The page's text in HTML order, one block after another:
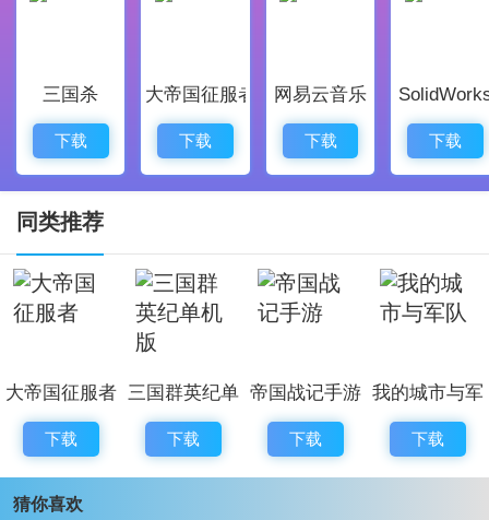
自己的喜好进行定制。
6、角色培养
通过战斗获得经验，提升角色能力，策略性地布局阵
容，迎接更强敌人。
1、丰富的副本任务
各类多样化的副本战斗，挑战性强、趣味性十足，提升
了游戏的可玩性。
2、沉浸式太空射击体验
独特的太空战斗感受，让你仿佛置身于激烈的星际大战
3、科幻风格的视觉呈现
三国杀
下载
大帝国征服者
下载
网易云音乐
下载 下载
同类推荐
大帝国征服者
下载
三国群英纪单
机版
下载
帝国战记手游
下载
我的城市与军
队
下载
猜你喜欢